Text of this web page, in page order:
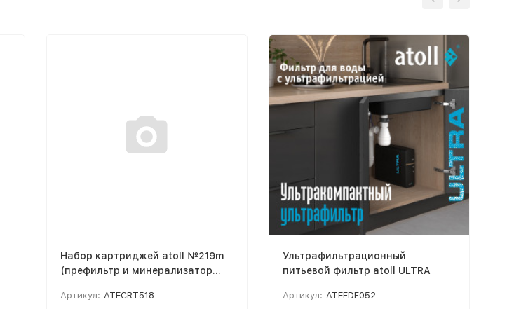
Набор картриджей atoll №219m
(префильтр и минерализатор
Артикул: ATECRT518
Ультрафильтрационный
питьевой фильтр atoll ULTRA
Артикул: ATEFDF052